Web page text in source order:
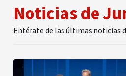
Noticias de
Entérate de las últimas noticias